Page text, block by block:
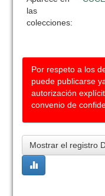
las
colecciones:
Por respeto a los
puede publicarse
autorización
convenio de
Mostrar el registro